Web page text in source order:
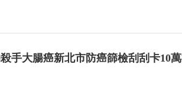
手大腸癌新北市防癌篩檢刮刮卡10